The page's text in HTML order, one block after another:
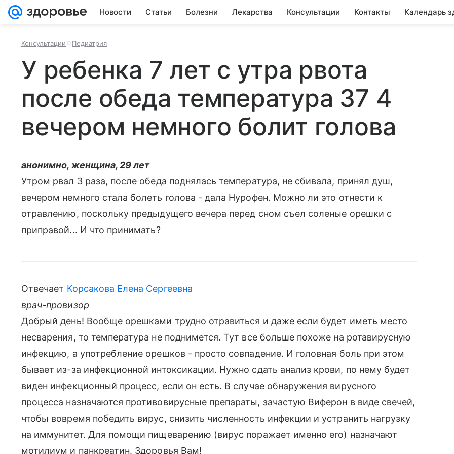
Новости Статьи Болезни Лекарства Консультации Контакты Календарь
Консультации Педиатрия
У ребенка 7 лет с утра рвота
после обеда температура 37 4
вечером немного болит голова
анонимно, женщина, 29 лет
Утром рвал 3 раза, после обеда поднялась температура, не сбивала, принял душ,
вечером немного стала болеть голова - дала Нурофен. Можно ли это отнести к
отравлению, поскольку предыдущего вечера перед сном съел соленые орешки с
приправой... И что принимать?
Отвечает Корсакова Елена Сергеевна
врач-провизор
Добрый день! Вообще орешками трудно отравиться и даже если будет иметь место
несварения, то температура не поднимется. Тут все больше похоже на ротавирусную
инфекцию, а употребление орешков - просто совпадение. И головная боль при этом
бывает из-за инфекционной интоксикации. Нужно сдать анализ крови, по нему будет
виден инфекционный процесс, если он есть. В случае обнаружения вирусного
процесса назначаются противовирусные препараты, зачастую Виферон в виде свечей,
чтобы вовремя победить вирус, снизить численность инфекции и устранить нагрузку
на иммунитет. Для помощи пищеварению (вирус поражает именно его) назначают
мотилиум и панкреатин. Здоровья Вам!